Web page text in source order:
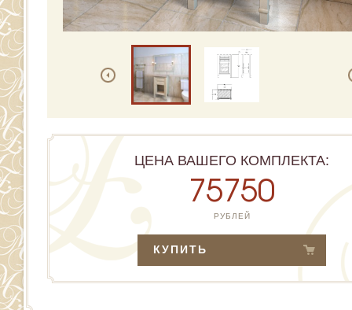
ЦЕНА ВАШЕГО КОМПЛЕКТА:
75750
РУБЛЕЙ
КУПИТЬ